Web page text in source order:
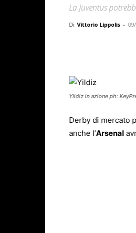
La Juventus
Di Vittorio Lippolis -
Yildiz in azione ph:
Derby di mercato
anche l’Arsenal